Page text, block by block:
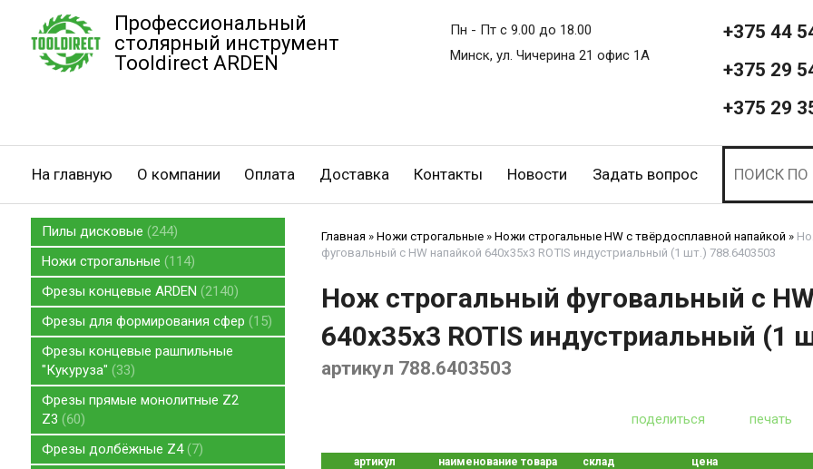
Профессиональный
столярный инструмент
Tooldirect ARDEN
Пн - Пт с 9.00 до 18.00
Минск, ул. Чичерина 21 офис 1А
+375 44
+375 29
+375 29
На главную О компании Оплата Доставка Контакты Новости Задать вопрос
Пилы дисковые 244
Ножи строгальные
114
Фрезы концевые ARDEN
2140
Фрезы для формирования сфер
15
Фрезы концевые рашпильные
"Кукуруза"
33
Фрезы прямые монолитные Z2
Z3
60
Фрезы долбёжные Z4 7
Главная » Ножи строгальные » Ножи строгальные HW с твёрдосплавной напайкой »
фуговальный с HW напайкой 640x35x3 ROTIS индустриальный (1 шт.) 788.6403503
Нож строгальный фуговальный с
640x35x3 ROTIS индустриальный (1
артикул 788.6403503
поделиться печать
артикул наименование товара склад цена